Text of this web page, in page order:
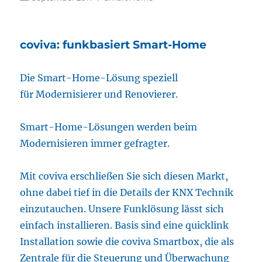
coviva: funkbasiert Smart-Home
Die Smart-Home-Lösung speziell
für Modernisierer und Renovierer.
Smart-Home-Lösungen werden beim
Modernisieren immer gefragter.
Mit coviva erschließen Sie sich diesen Markt,
ohne dabei tief in die Details der KNX Technik
einzutauchen. Unsere Funklösung lässt sich
einfach installieren. Basis sind eine quicklink
Installation sowie die coviva Smartbox, die als
Zentrale für die Steuerung und Überwachung